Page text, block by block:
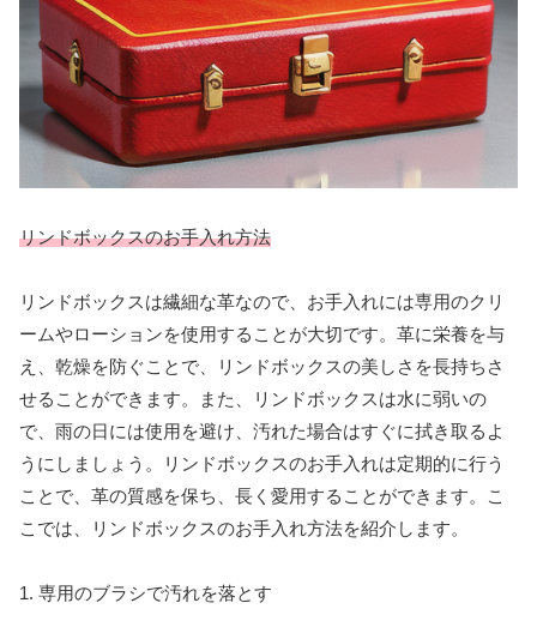
リンドボックスのお手入れ方法
リンドボックスは繊細な革なので、お手入れには専用のクリ
ームやローションを使用することが大切です。革に栄養を与
え、乾燥を防ぐことで、リンドボックスの美しさを長持ちさ
せることができます。また、リンドボックスは水に弱いの
で、雨の日には使用を避け、汚れた場合はすぐに拭き取るよ
うにしましょう。リンドボックスのお手入れは定期的に行う
ことで、革の質感を保ち、長く愛用することができます。こ
こでは、リンドボックスのお手入れ方法を紹介します。
1. 専用のブラシで汚れを落とす